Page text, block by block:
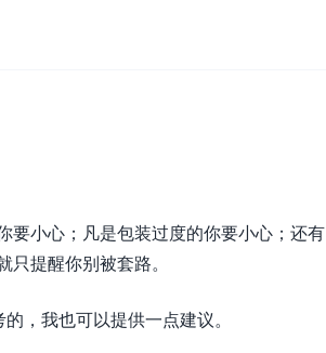
要小心；凡是包装过度的你要小心；还有
提醒你别被套路。
，我也可以提供一点建议。